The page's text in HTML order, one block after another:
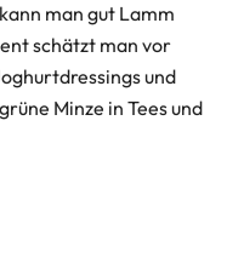
man gut Lamm
schätzt man vor
und
Minze in Tees und